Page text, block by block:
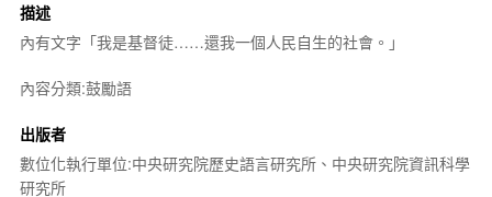
描述
內有文字「我是基督徒……還我一個人民自生的社會。」
內容分類:鼓勵語
出版者
數位化執行單位:中央研究院歷史語言研究所、中央研究院資訊科學
研究所